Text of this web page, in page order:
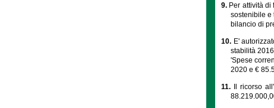
9. Per attività
sostenibile e
bilancio di
10. E'
stabilità
'Spese
2020 e €
11. Il ricorso